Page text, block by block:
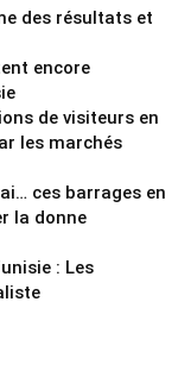
des résultats et
encore
de visiteurs en
les marchés
ces barrages en
la donne
: Les